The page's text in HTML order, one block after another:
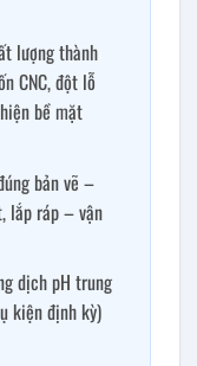
lượng thành
CNC, đột lỗ
bề mặt
bản vẽ –
lắp ráp – vận
dịch pH trung
kiện định kỳ)